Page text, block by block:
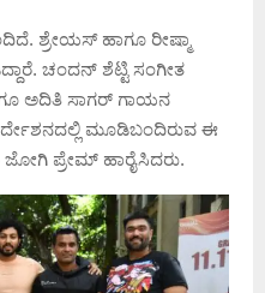
ಶ್ರೇಯಸ್ ಹಾಗೂ ರೀಷ್ಮಾ
ಚಂದನ್ ಶೆಟ್ಟಿ ಸಂಗೀತ
ಅದಿತಿ ಸಾಗರ್ ಗಾಯನ
ಮೂಡಿಬಂದಿರುವ ಈ
ಪ್ರೇಮ್ ಹಾರೈಸಿದರು.